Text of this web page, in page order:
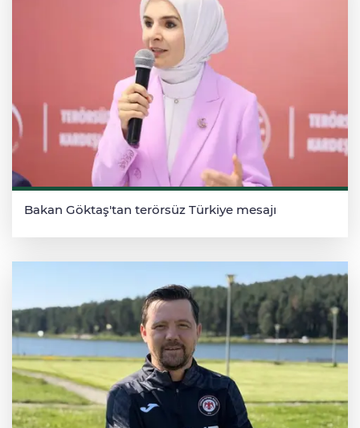
Bakan Göktaş'tan terörsüz Türkiye mesajı